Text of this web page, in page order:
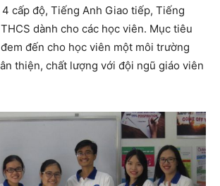
4 cấp độ, Tiếng Anh Giao tiếp, Tiếng
dành cho các học viên. Mục tiêu
đến cho học viên một môi trường
thiện, chất lượng với đội ngũ giáo viên